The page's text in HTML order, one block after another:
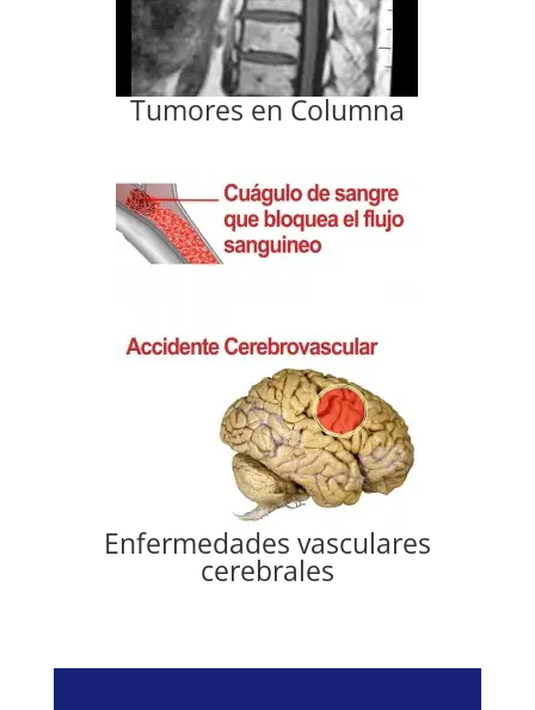
Tumores en Columna
Enfermedades vasculares
cerebrales